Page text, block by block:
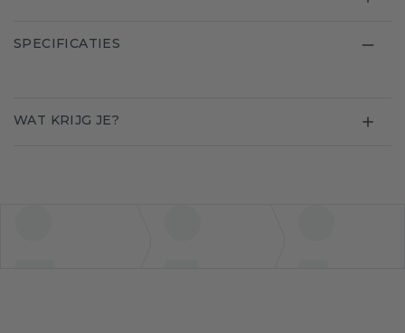
SPECIFICATIES
WAT KRIJG JE?